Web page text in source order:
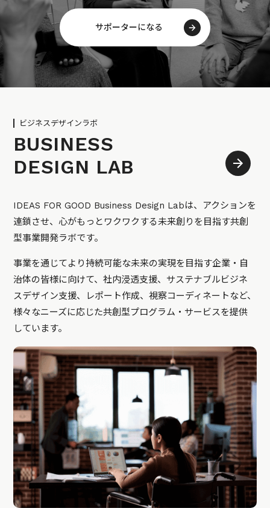
サポーターになる
ビジネスデザインラボ
BUSINESS
DESIGN LAB
IDEAS FOR GOOD Business Design Labは、アクションを
連鎖させ、心がもっとワクワクする未来創りを目指す共創
型事業開発ラボです。
事業を通じてより持続可能な未来の実現を目指す企業・自
治体の皆様に向けて、社内浸透支援、サステナブルビジネ
スデザイン支援、レポート作成、視察コーディネートなど、
様々なニーズに応じた共創型プログラム・サービスを提供
しています。